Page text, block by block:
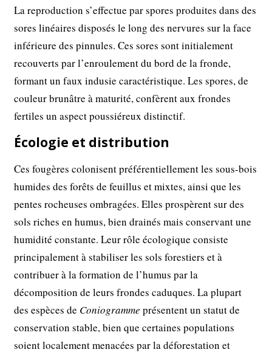
La reproduction s’effectue par spores produites dans des
sores linéaires disposés le long des nervures sur la face
inférieure des pinnules. Ces sores sont initialement
recouverts par l’enroulement du bord de la fronde,
formant un faux indusie caractéristique. Les spores, de
couleur brunâtre à maturité, confèrent aux frondes
fertiles un aspect poussiéreux distinctif.
Écologie et distribution
Ces fougères colonisent préférentiellement les sous-bois
humides des forêts de feuillus et mixtes, ainsi que les
pentes rocheuses ombragées. Elles prospèrent sur des
sols riches en humus, bien drainés mais conservant une
humidité constante. Leur rôle écologique consiste
principalement à stabiliser les sols forestiers et à
contribuer à la formation de l’humus par la
décomposition de leurs frondes caduques. La plupart
des espèces de Coniogramme présentent un statut de
conservation stable, bien que certaines populations
soient localement menacées par la déforestation et